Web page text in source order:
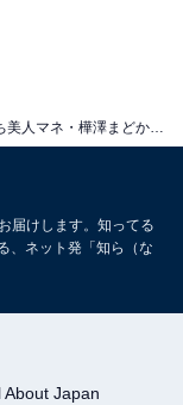
かまいたち美人マネ・樺澤まどか、アイドル活動終了を報告！ 「インスタはこれからも続けます」
届けします。知ってる
、ネット発「知ら（な
About Japan